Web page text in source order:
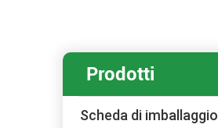
Prodotti
Scheda di imballaggio